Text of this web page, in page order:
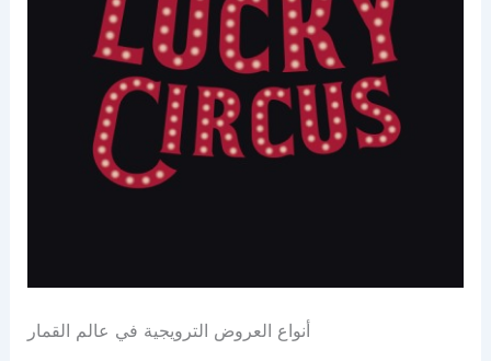
أنواع العروض الترويجية في عالم القمار